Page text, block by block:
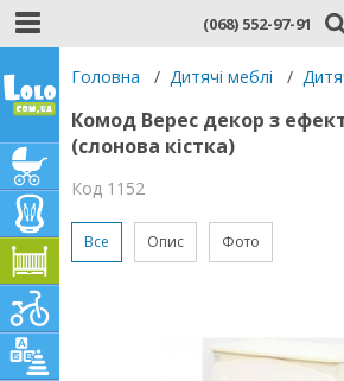
(068) 552-97-91
Головна / Дитячі меблі /
Комод Верес декор з
(слонова кістка)
Код 1152
Все Опис Фото